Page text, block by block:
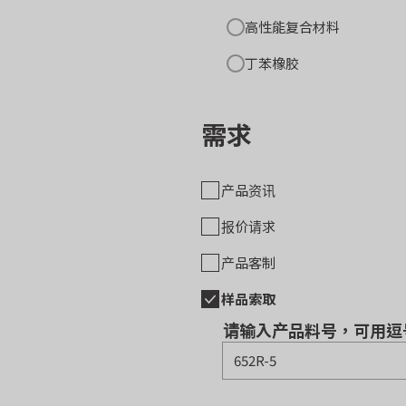
高性能复合材料
丁苯橡胶
需求
产品资讯
报价请求
产品客制
样品索取
请输入产品料号，可用